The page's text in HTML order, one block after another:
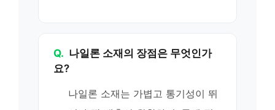
Q. 나일론 소재의 장점은 무엇인가
요?
나일론 소재는 가볍고 통기성이 뛰